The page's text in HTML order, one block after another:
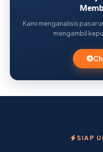
Kami menganalisis pasar
mengambil
SIAP